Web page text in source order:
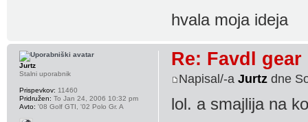
hvala moja ideja
Re: Favdl
Napisal/-aJurtz dne
lol. a smajlija na
Jurtz
Stalni uporabnik
Prispevkov: 11460
Pridružen: To Jan 24, 2006 10:32 pm
Avto: '08 Golf GTI, '02 Polo Gr. A